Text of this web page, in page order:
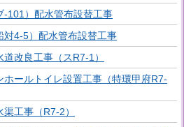
-101）配水管布設替工事
対4-5）配水管布設替工事
道改良工事（スR7-1）
ホールトイレ設置工事（特環甲府R7-
工事（R7-2）